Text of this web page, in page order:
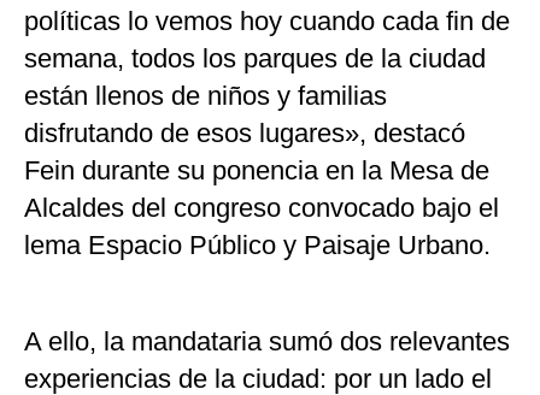
políticas lo vemos hoy cuando cada fin de
semana, todos los parques de la ciudad
están llenos de niños y familias
disfrutando de esos lugares», destacó
Fein durante su ponencia en la Mesa de
Alcaldes del congreso convocado bajo el
lema Espacio Público y Paisaje Urbano.
A ello, la mandataria sumó dos relevantes
experiencias de la ciudad: por un lado el